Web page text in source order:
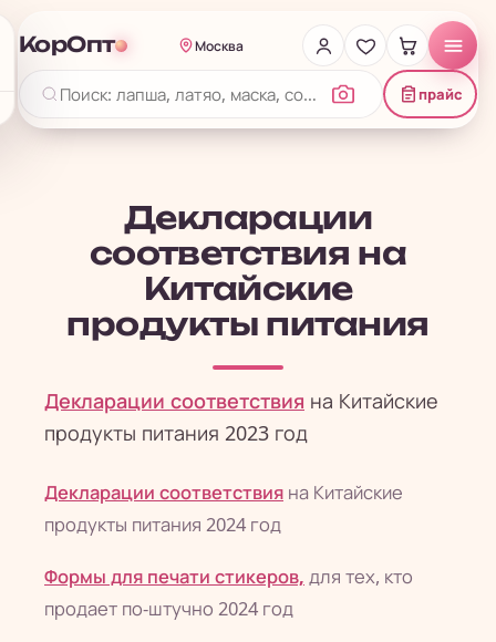
КорОпт Москва
прайс
Декларации
соответствия на
Китайские
продукты питания
Декларации соответствия на Китайские
продукты питания 2023 год
Декларации соответствия на Китайские
продукты питания 2024 год
Формы для печати стикеров, для тех, кто
продает по-штучно 2024 год